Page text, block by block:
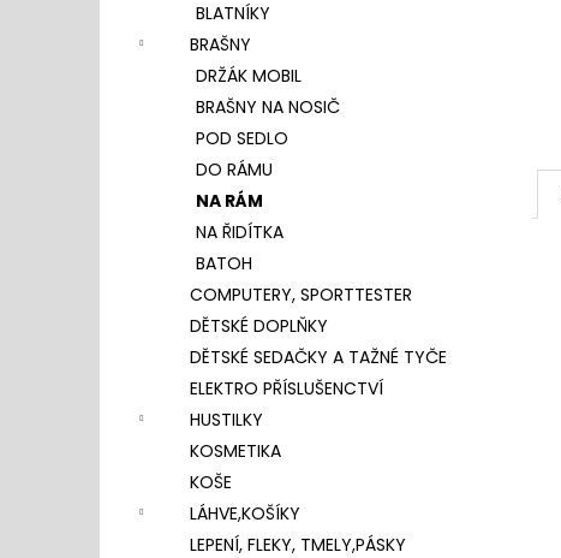
BLATNÍKY
BRAŠNY
DRŽÁK MOBIL
BRAŠNY NA NOSIČ
POD SEDLO
DO RÁMU
NA RÁM
NA ŘIDÍTKA
BATOH
COMPUTERY, SPORTTESTER
DĚTSKÉ DOPLŇKY
DĚTSKÉ SEDAČKY A TAŽNÉ TYČE
ELEKTRO PŘÍSLUŠENCTVÍ
HUSTILKY
KOSMETIKA
KOŠE
LÁHVE,KOŠÍKY
LEPENÍ, FLEKY, TMELY,PÁSKY